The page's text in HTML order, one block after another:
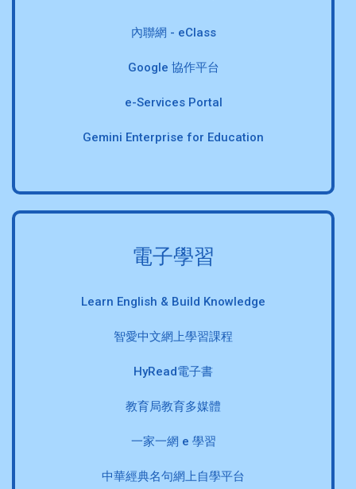
內聯網 - eClass
Google 協作平台
e-Services Portal
Gemini Enterprise for Education
電子學習
Learn English & Build Knowledge
智愛中文網上學習課程
HyRead電子書
教育局教育多媒體
一家一網 e 學習
中華經典名句網上自學平台